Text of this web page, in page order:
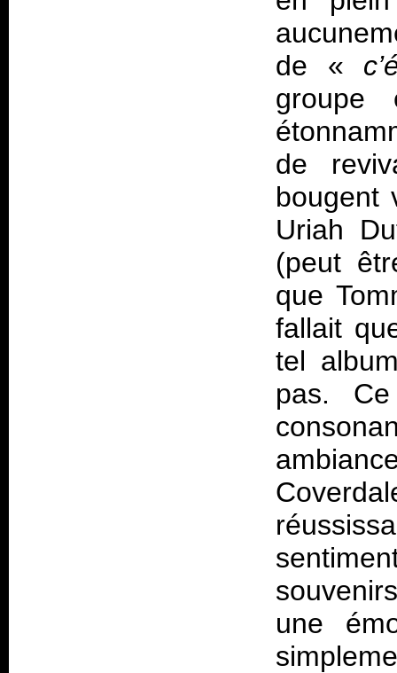
de «
de
bougent
Uriah
(peut
que
fallait
tel
pas.
une